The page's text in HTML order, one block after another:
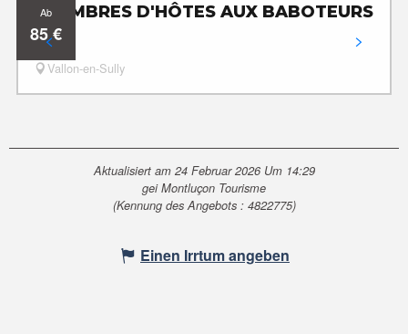
Ab
85€
CHAMBRES D'HÔTES AUX BABOTEURS
Vallon-en-Sully
Aktualisiert am 24 Februar 2026 Um 14:29
gei Montluçon Tourisme
(Kennung des Angebots : 4822775)
Einen Irrtum angeben